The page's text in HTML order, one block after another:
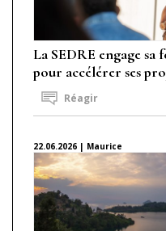
La SEDRE engage sa
pour accélérer ses
Réagir
22.06.2026 | Maurice